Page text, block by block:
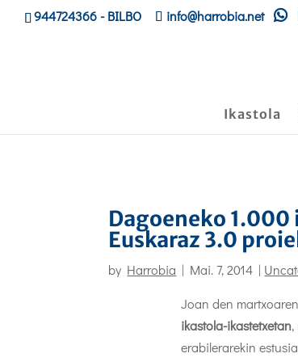
944724366- BILBO info@harrobia.net
Ikastola
Dagoeneko
Euskaraz 3.0
by Harrobia | Mai. 7, 2014 |
Joan den
ikastola-ikastetxetan
erabilerarekin